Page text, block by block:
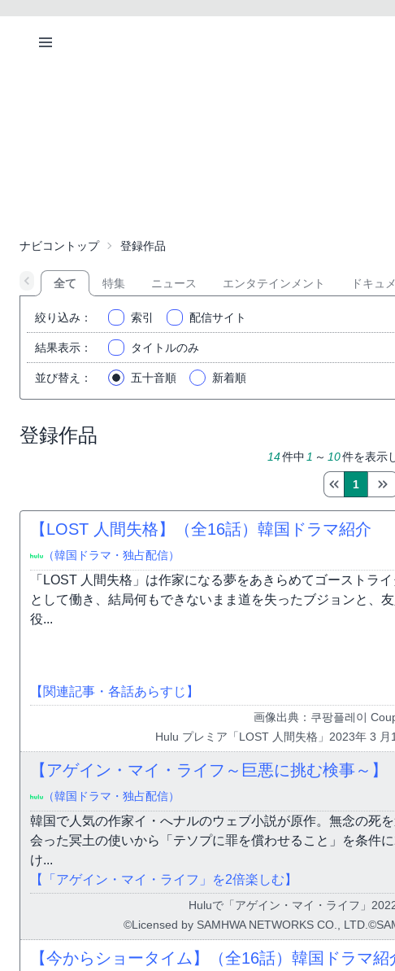
ナビコントップ 登録作品
全て 特集 ニュース エンタテインメント ドキュ
絞り込み ： 索引 配信サイト
結果表示 ： タイトルのみ
並び替え ： 五十音順 新着順
登録作品
14件中 1 ～ 10件を表示
1
【LOST 人間失格】（全16話）韓国ドラマ紹介
（韓国ドラマ・独占配信）
「LOST 人間失格」は作家になる夢をあきらめてゴーストラ
として働き、結局何もできないまま道を失ったブジョンと、
役...
【関連記事・各話あらすじ】
画像出典：쿠팡플레이
Hulu プレミア「LOST 人間失格」2023年 3
【アゲイン・マイ・ライフ～巨悪に挑む検事～
（韓国ドラマ・独占配信）
韓国で人気の作家イ・へナルのウェブ小説が原作。無念の死
会った冥土の使いから「テソプに罪を償わせること」を条件
け...
【「アゲイン・マイ・ライフ」を2倍楽しむ】
Huluで「アゲイン・マイ・ライフ」
©Licensed by SAMHWA NETWORKS CO.,
【今からショータイム】（全16話）韓国ドラマ紹